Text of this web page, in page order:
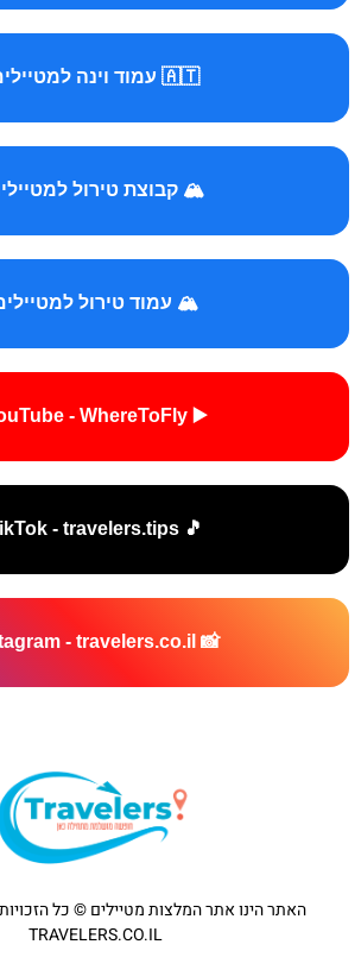
🇦🇹 עמוד וינה למטיילים
🏔️ קבוצת טירול
🏔️ עמוד טירול
▶️ YouTube - WhereToFly
🎵 TikTok - travelers.tips
📸 Instagram - travelers.co.il
האתר הינו אתר המלצות מטיילים © כל
TRAVELERS.CO.IL